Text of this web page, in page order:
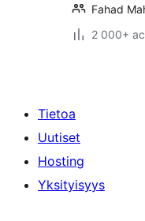
Fahad
2 000+
Tietoa
Uutiset
Hosting
Yksityisyys